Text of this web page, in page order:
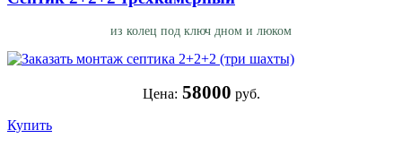
из колец под ключ дном и люком
Цена: 58000 руб.
Купить